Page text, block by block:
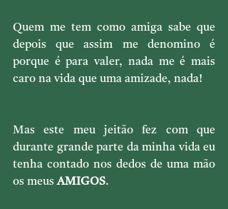
Quem me tem como amiga sabe que
depois que assim me denomino é
porque é para valer, nada me é mais
caro na vida que uma amizade, nada!
Mas este meu jeitão fez com que
durante grande parte da minha vida eu
tenha contado nos dedos de uma mão
os meus AMIGOS.